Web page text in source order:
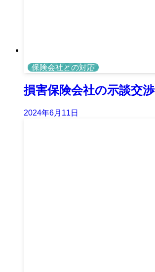
保険会社との対応
損害保険会社の示談交渉
2024年6月11日